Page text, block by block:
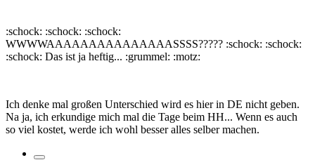
:schock: :schock: :schock:
WWWWAAAAAAAAAAAAAAASSSS????? :schock: :schock:
:schock: Das ist ja heftig... :grummel: :motz:
Ich denke mal großen Unterschied wird es hier in DE nicht geben.
Na ja, ich erkundige mich mal die Tage beim HH... Wenn es auch
so viel kostet, werde ich wohl besser alles selber machen.